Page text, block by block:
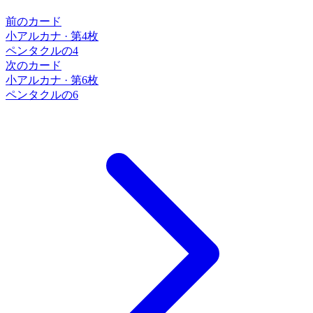
前のカード
小アルカナ · 第4枚
ペンタクルの4
次のカード
小アルカナ · 第6枚
ペンタクルの6